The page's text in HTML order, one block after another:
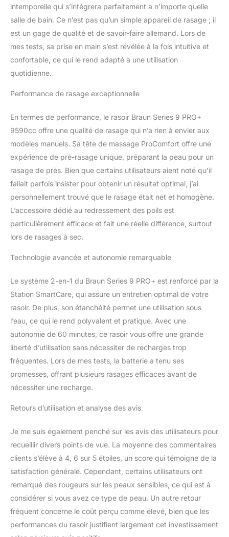
votre peau au rasage en
massant délicatement
votre visage et en
libérant les poils Rase de
plus près en moins de
passages* : la meilleure
synchronisés pour un
assurant un confort
barbes longues. *
comparé à un rasage
avec le Series 9 PRO+
uniquement Conçu pour
Series 9 PRO+ est 100 %
fabriqué en Allemagne et
100 % étanche.
Puissante batterie Li-Ion
mouillée ou sèche Pour
un rasoir comme neuf
SmartCare 6-en-1
sélectionne le
programme de
nettoyage, nettoie votre
rasoir de façon
hygiénique, le sèche
automatiquement, le
recharge, protège la
durée de vie de la lame et
intemporelle qui s’intégrera parfaitement à n’importe quelle
salle de bain. Ce n’est pas qu’un simple appareil de rasage ; il
est un gage de qualité et de savoir-faire allemand. Lors de
mes tests, sa prise en main s’est révélée à la fois intuitive et
confortable, ce qui le rend adapté à une utilisation
quotidienne.
Performance de rasage exceptionnelle
En termes de performance, le rasoir Braun Series 9 PRO+
9590cc offre une qualité de rasage qui n’a rien à envier aux
modèles manuels. Sa tête de massage ProComfort offre une
expérience de pré-rasage unique, préparant la peau pour un
rasage de près. Bien que certains utilisateurs aient noté qu’il
fallait parfois insister pour obtenir un résultat optimal, j’ai
personnellement trouvé que le rasage était net et homogène.
L’accessoire dédié au redressement des poils est
particulièrement efficace et fait une réelle différence, surtout
lors de rasages à sec.
Technologie avancée et autonomie remarquable
Le système 2-en-1 du Braun Series 9 PRO+ est renforcé par la
Station SmartCare, qui assure un entretien optimal de votre
rasoir. De plus, son étanchéité permet une utilisation sous
l’eau, ce qui le rend polyvalent et pratique. Avec une
autonomie de 60 minutes, ce rasoir vous offre une grande
liberté d’utilisation sans nécessiter de recharges trop
fréquentes. Lors de mes tests, la batterie a tenu ses
promesses, offrant plusieurs rasages efficaces avant de
nécessiter une recharge.
Retours d’utilisation et analyse des avis
Je me suis également penché sur les avis des utilisateurs pour
recueillir divers points de vue. La moyenne des commentaires
clients s’élève à 4, 6 sur 5 étoiles, un score qui témoigne de la
satisfaction générale. Cependant, certains utilisateurs ont
remarqué des rougeurs sur les peaux sensibles, ce qui est à
considérer si vous avez ce type de peau. Un autre retour
fréquent concerne le coût perçu comme élevé, bien que les
performances du rasoir justifient largement cet investissement